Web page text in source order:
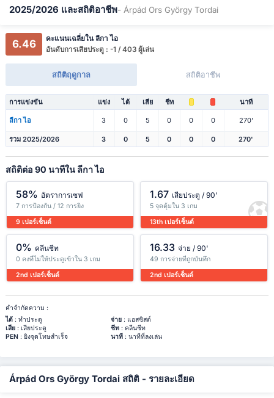
2025/2026 และสถิติอาชีพ- Árpád Ors György Tordai
6.46
คะแนนเฉลี่ยใน ลีกา ไอ
อันดับการเสียประตู : -1 / 403 ผู้เล่น
สถิติฤดูกาล สถิติอาชีพ
การแข่งขัน แข่ง ได้ เสีย ชีท นาที
ลีกา ไอ 3 0 5 0 0 0 270'
รวม 2025/2026 3 0 5 0 0 0 270'
สถิติต่อ 90 นาทีใน ลีกา ไอ
58% อัตราการเซฟ
7 การป้องกัน / 12 การยิง
9 เปอร์เซ็นต์
1.67 เสียประตู / 90'
5 จุดตุ้มใน 3 เกม
13th เปอร์เซ็นต์
0% คลีนชีท
0 คงที่ไม่ให้ประตูเข้าใน 3 เกม
2nd เปอร์เซ็นต์
16.33 จ่าย / 90'
49 การจ่ายที่ถูกบันทึก
2nd เปอร์เซ็นต์
คำจำกัดความ :
ได้: ทำประตู จ่าย: แอสซิสต์
เสีย: เสียประตู ชีท: คลีนชีท
PEN: ยิงจุดโทษสำเร็จ นาที: นาทีที่ลงเล่น
Árpád Ors György Tordai สถิติ - รายละเอียด